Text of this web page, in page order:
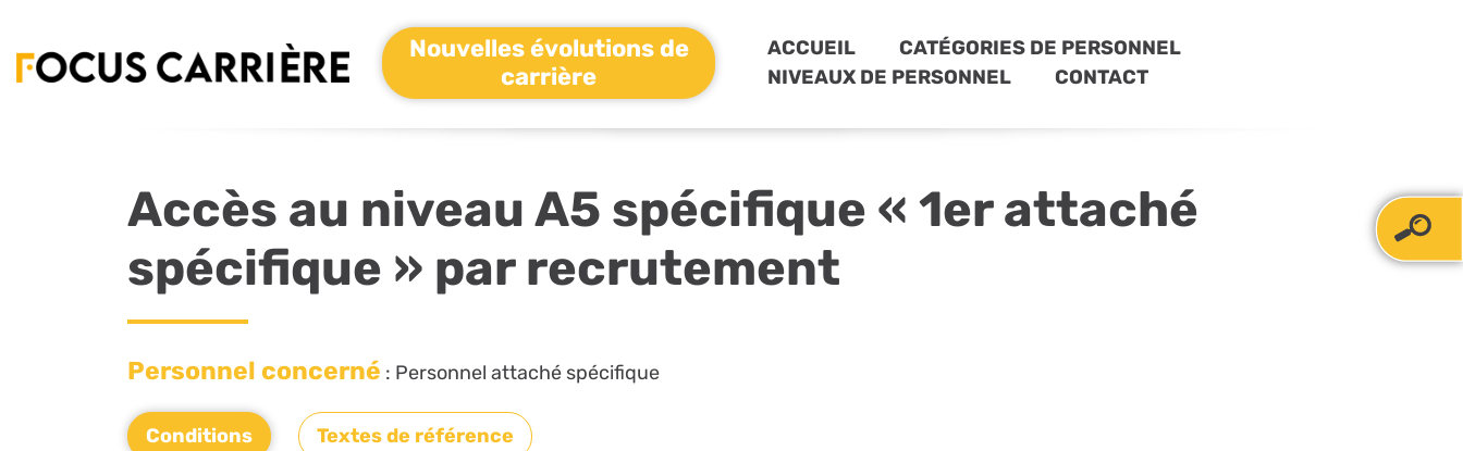
Nouvelles évolutions de
carrière
ACCUEIL
CATÉGORIES DE PERSONNEL
NIVEAUX DE PERSONNEL
CONTACT
Accès au niveau A5 spécifique « 1er attaché
spécifique » par recrutement
Personnel concerné : Personnel attaché spécifique
Conditions Textes de référence